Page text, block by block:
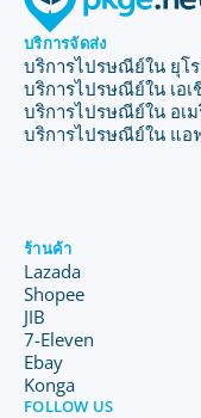
บริการจัดส่ง
บริการไปรษณีย์ใน ยุโ
บริการไปรษณีย์ใน เอเ
บริการไปรษณีย์ใน อเม
บริการไปรษณีย์ใน แอ
ร้านค้า
Lazada
Shopee
JIB
7-Eleven
Ebay
Konga
FOLLOW US